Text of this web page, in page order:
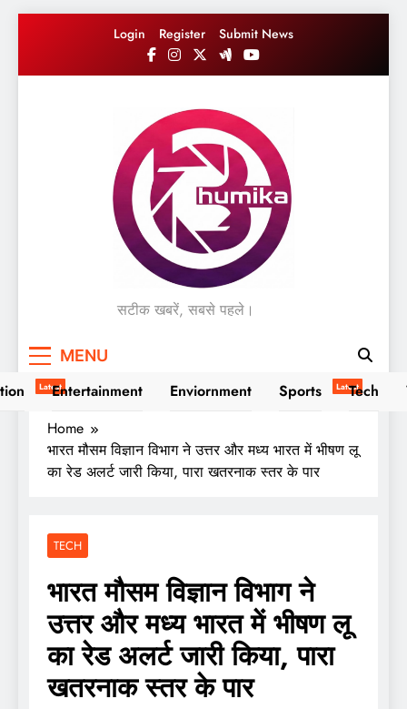
Login Register Submit News
सटीक खबरें, सबसे पहले।
MENU
LatestEntertainment Enviornment Sports LatestTech
Home
भारत मौसम विज्ञान विभाग ने उत्तर और मध्य भारत में भीषण लू
का रेड अलर्ट जारी किया, पारा खतरनाक स्तर के पार
TECH
भारत मौसम विज्ञान विभाग ने
उत्तर और मध्य भारत में भीषण लू
का रेड अलर्ट जारी किया, पारा
खतरनाक स्तर के पार